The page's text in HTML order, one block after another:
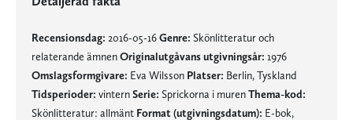
Recensionsdag: 2016-05-16Genre: Skönlitteratur och
relaterande ämnenOriginalutgåvans utgivningsår: 1976
Omslagsformgivare: Eva Wilsson Platser: Berlin, Tyskland
Tidsperioder: vinternSerie: Sprickorna i murenThema-kod:
Skönlitteratur: allmänt Format (utgivningsdatum): E-bok,